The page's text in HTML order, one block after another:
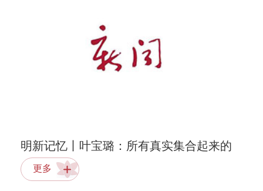
明新记忆丨叶宝璐：所有真实集合起来的
样子
更多